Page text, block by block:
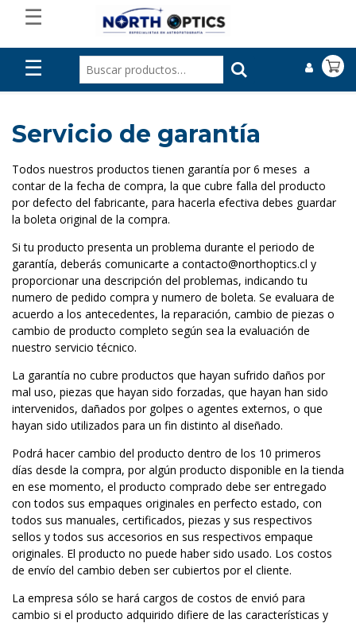
☰
☰
Servicio de garantía
Todos nuestros productos tienen garantía por 6 meses a
contar de la fecha de compra, la que cubre falla del producto
por defecto del fabricante, para hacerla efectiva debes guardar
la boleta original de la compra.
Si tu producto presenta un problema durante el periodo de
garantía, deberás comunicarte a contacto@northoptics.cl y
proporcionar una descripción del problemas, indicando tu
numero de pedido compra y numero de boleta. Se evaluara de
acuerdo a los antecedentes, la reparación, cambio de piezas o
cambio de producto completo según sea la evaluación de
nuestro servicio técnico.
La garantía no cubre productos que hayan sufrido daños por
mal uso, piezas que hayan sido forzadas, que hayan han sido
intervenidos, dañados por golpes o agentes externos, o que
hayan sido utilizados para un fin distinto al diseñado.
Podrá hacer cambio del producto dentro de los 10 primeros
días desde la compra, por algún producto disponible en la tienda
en ese momento, el producto comprado debe ser entregado
con todos sus empaques originales en perfecto estado, con
todos sus manuales, certificados, piezas y sus respectivos
sellos y todos sus accesorios en sus respectivos empaque
originales. El producto no puede haber sido usado. Los costos
de envío del cambio deben ser cubiertos por el cliente.
La empresa sólo se hará cargos de costos de envió para
cambio si el producto adquirido difiere de las características y